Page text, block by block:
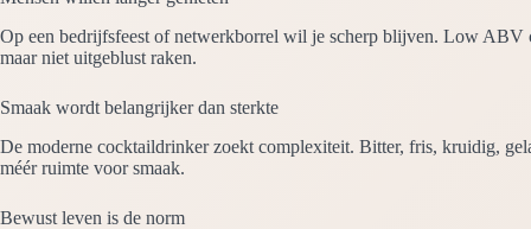
Op een bedrijfsfeest of netwerkborrel wil je scherp blijven. Low ABV
maar niet uitgeblust raken.
Smaak wordt belangrijker dan sterkte
De moderne cocktaildrinker zoekt complexiteit. Bitter, fris, kruidig,
méér ruimte voor smaak.
Bewust leven is de norm